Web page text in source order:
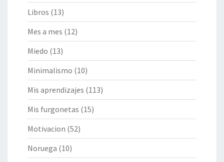
Libros (13)
Mes a mes (12)
Miedo (13)
Minimalismo (10)
Mis aprendizajes (113)
Mis furgonetas (15)
Motivacion (52)
Noruega (10)